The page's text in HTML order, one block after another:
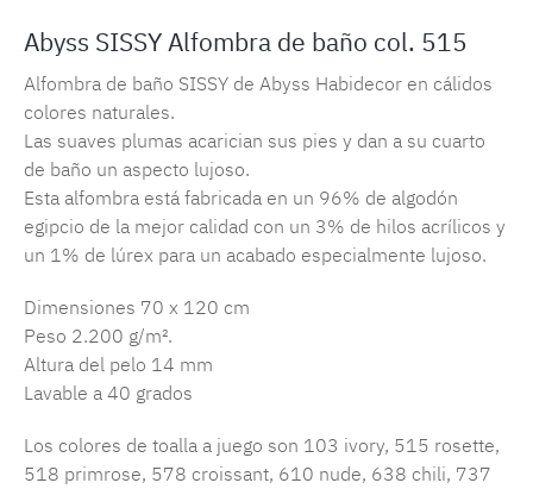
Abyss SISSY Alfombra de baño col. 515
Alfombra de baño SISSY de Abyss Habidecor en cálidos
colores naturales.
Las suaves plumas acarician sus pies y dan a su cuarto
de baño un aspecto lujoso.
Esta alfombra está fabricada en un 96% de algodón
egipcio de la mejor calidad con un 3% de hilos acrílicos y
un 1% de lúrex para un acabado especialmente lujoso.
Dimensiones 70 x 120 cm
Peso 2.200 g/m².
Altura del pelo 14 mm
Lavable a 40 grados
Los colores de toalla a juego son 103 ivory, 515 rosette,
518 primrose, 578 croissant, 610 nude, 638 chili, 737